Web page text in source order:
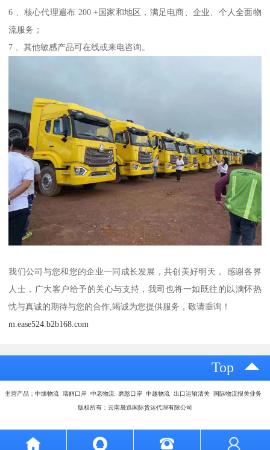
6 、核心代理遍布 200 +国家和地区，满足电商、企业、个人全面物
流服务；
7 、其他敏感产品可在线或来电咨询。
我们公司与您和您的企业一同成长发展，共创美好明天， 感谢各界
人士，广大客户给予的关心与支持，我司也将一如既往的以满怀热
忱与真诚的期待与您的合作,竭诚为您提供服务，敬请垂询！
m.ease524.b2b168.com
Top
主营产品：中缅物流 瑞丽口岸 中老物流 磨憨口岸 中越物流 出口运输清关 国际物流报关业务
版权所有：云南晟迅国际货运代理有限公司